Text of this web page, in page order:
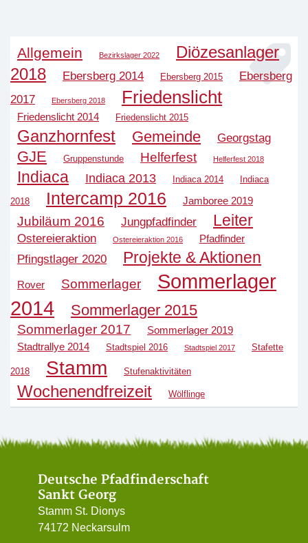
Allgemein Bezirkslager 2022
Diözesanlager
2018
Ebersberg 2014 Ebersberg 2015
Ebersberg
2017
Ebersberg 2018 Friedenslicht
Friedenslicht 2014 Friedenslicht 2015
Ganzhornfest Gemeinde Georgstag
GJE Gruppenstunde Helferfest Helferfest 2018
Indiaca Indiaca 2013 Indiaca 2014 Indiaca
2018 Intercamp 2016 Jamboree 2019
Jubiläum 2016 Jungpfadfinder Leiter
Ostereieraktion Ostereieraktion 2016 Pfadfinder
Pfingstlager 2020 Projekte & Aktionen
Rover Sommerlager
Sommerlager
2014
Sommerlager 2015
Sommerlager 2017
Sommerlager 2019
Stadtrallye 2014
Stadtspiel 2016 Stadtspiel 2017 Stafette
2018 Stamm Stufenaktivitäten
Wochenendfreizeit Wölflinge
Deutsche Pfadfinderschaft
Sankt Georg
Stamm St. Dionys
74172 Neckarsulm